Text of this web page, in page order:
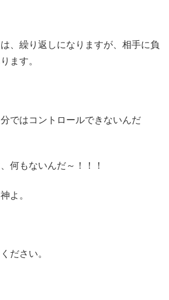
、繰り返しになりますが、相手に負
ます。
ではコントロールできないんだ
何もないんだ～！！！
よ。
ださい。